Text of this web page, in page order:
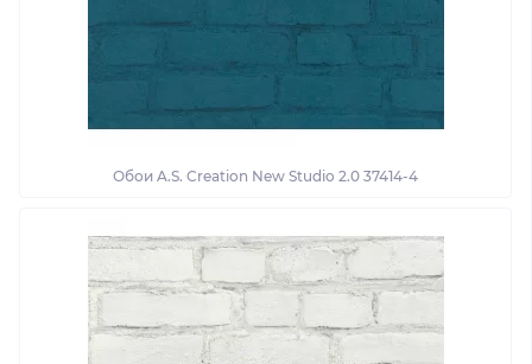
Обои A.S. Creation New Studio 2.0 37414-4